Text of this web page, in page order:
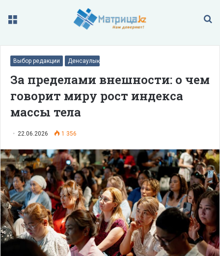
Меню
Выбор редакции Денсаулық
За пределами внешности: о чем
говорит миру рост индекса
массы тела
22.06.2026 1 356